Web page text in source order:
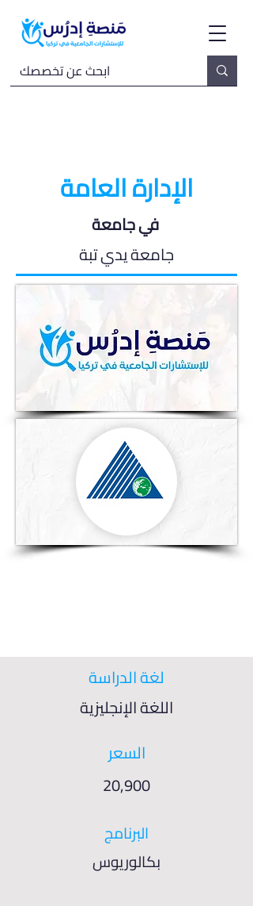
الإدارة العامة
في جامعة
جامعة يدي تبة
لغة الدراسة
اللغة الإنجليزية
السعر
20,900
البرنامج
بكالوريوس